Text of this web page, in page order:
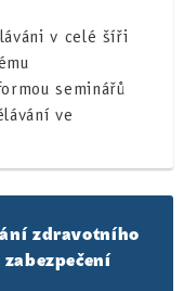
v celé šíři
seminářů
ve
zdravotního